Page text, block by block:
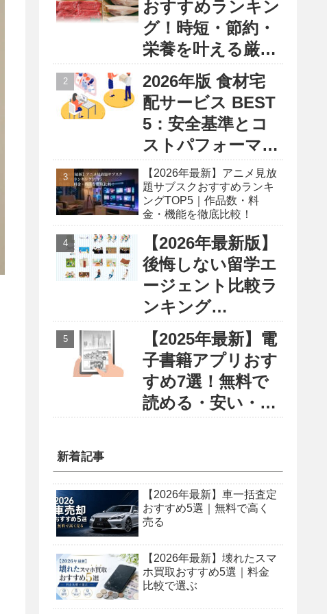
おすすめランキン
グ！時短・節約・
栄養を叶える厳選
2026年版 食材宅
配サービス BEST
5：安全基準とコ
ストパフォーマン
ス徹底比較レポー
ト
【2026年最新】アニメ見放
題サブスクおすすめランキ
ングTOP5｜作品数・料
金・機能を徹底比較！
【2026年最新版】
後悔しない留学エ
ージェント比較ラ
ンキング
〜円安・物価高に
負けない賢い留学
選び〜
【2025年最新】電
子書籍アプリおす
すめ7選！無料で
読める・安い・使
新着記事
【2026年最新】車一括査定
おすすめ5選｜無料で高く
売る
【2026年最新】壊れたスマ
ホ買取おすすめ5選｜料金
比較で選ぶ